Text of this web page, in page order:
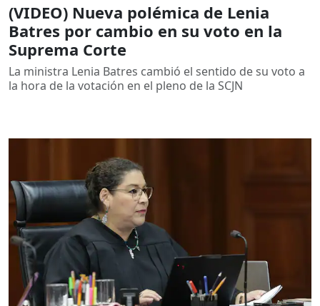
(VIDEO) Nueva polémica de Lenia
Batres por cambio en su voto en la
Suprema Corte
La ministra Lenia Batres cambió el sentido de su voto a
la hora de la votación en el pleno de la SCJN